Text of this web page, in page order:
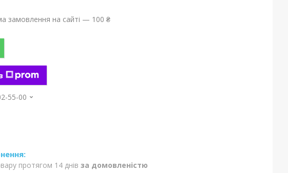
замовлення на сайті — 100 ₴
55-00
протягом 14 днів за домовленістю